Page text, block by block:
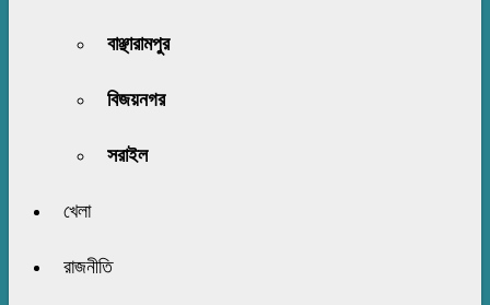
বাঞ্ছারামপুর
বিজয়নগর
সরাইল
খেলা
রাজনীতি